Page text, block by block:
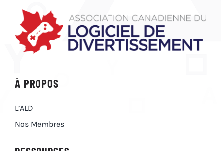
À PROPOS
L’ALD
Nos Membres